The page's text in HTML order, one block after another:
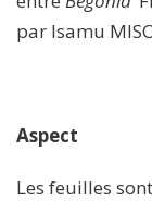
par Isamu
Aspect
Les feuilles